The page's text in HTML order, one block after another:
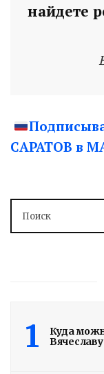
найдете
САРАТОВ в
1
Куда